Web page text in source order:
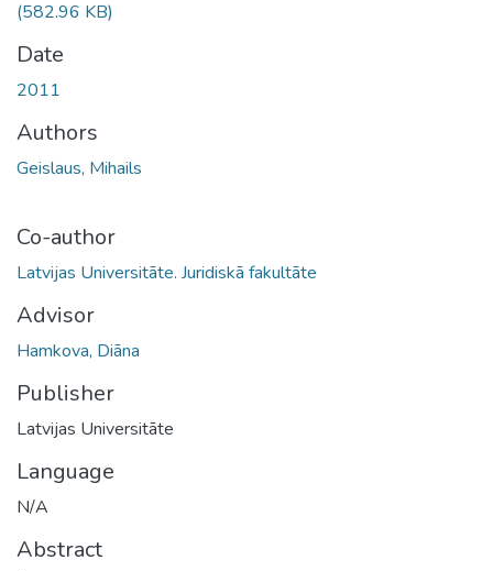
(582.96 KB)
Date
2011
Authors
Geislaus, Mihails
Co-author
Latvijas Universitāte. Juridiskā fakultāte
Advisor
Hamkova, Diāna
Publisher
Latvijas Universitāte
Language
N/A
Abstract